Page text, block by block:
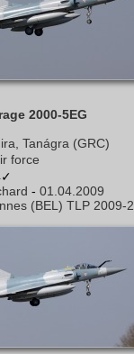
2000-5EG
Tanágra (GRC)
force
- 01.04.2009
(BEL) TLP 2009-2